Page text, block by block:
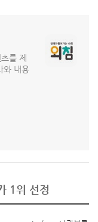
를 제
와 내용
1위 선정